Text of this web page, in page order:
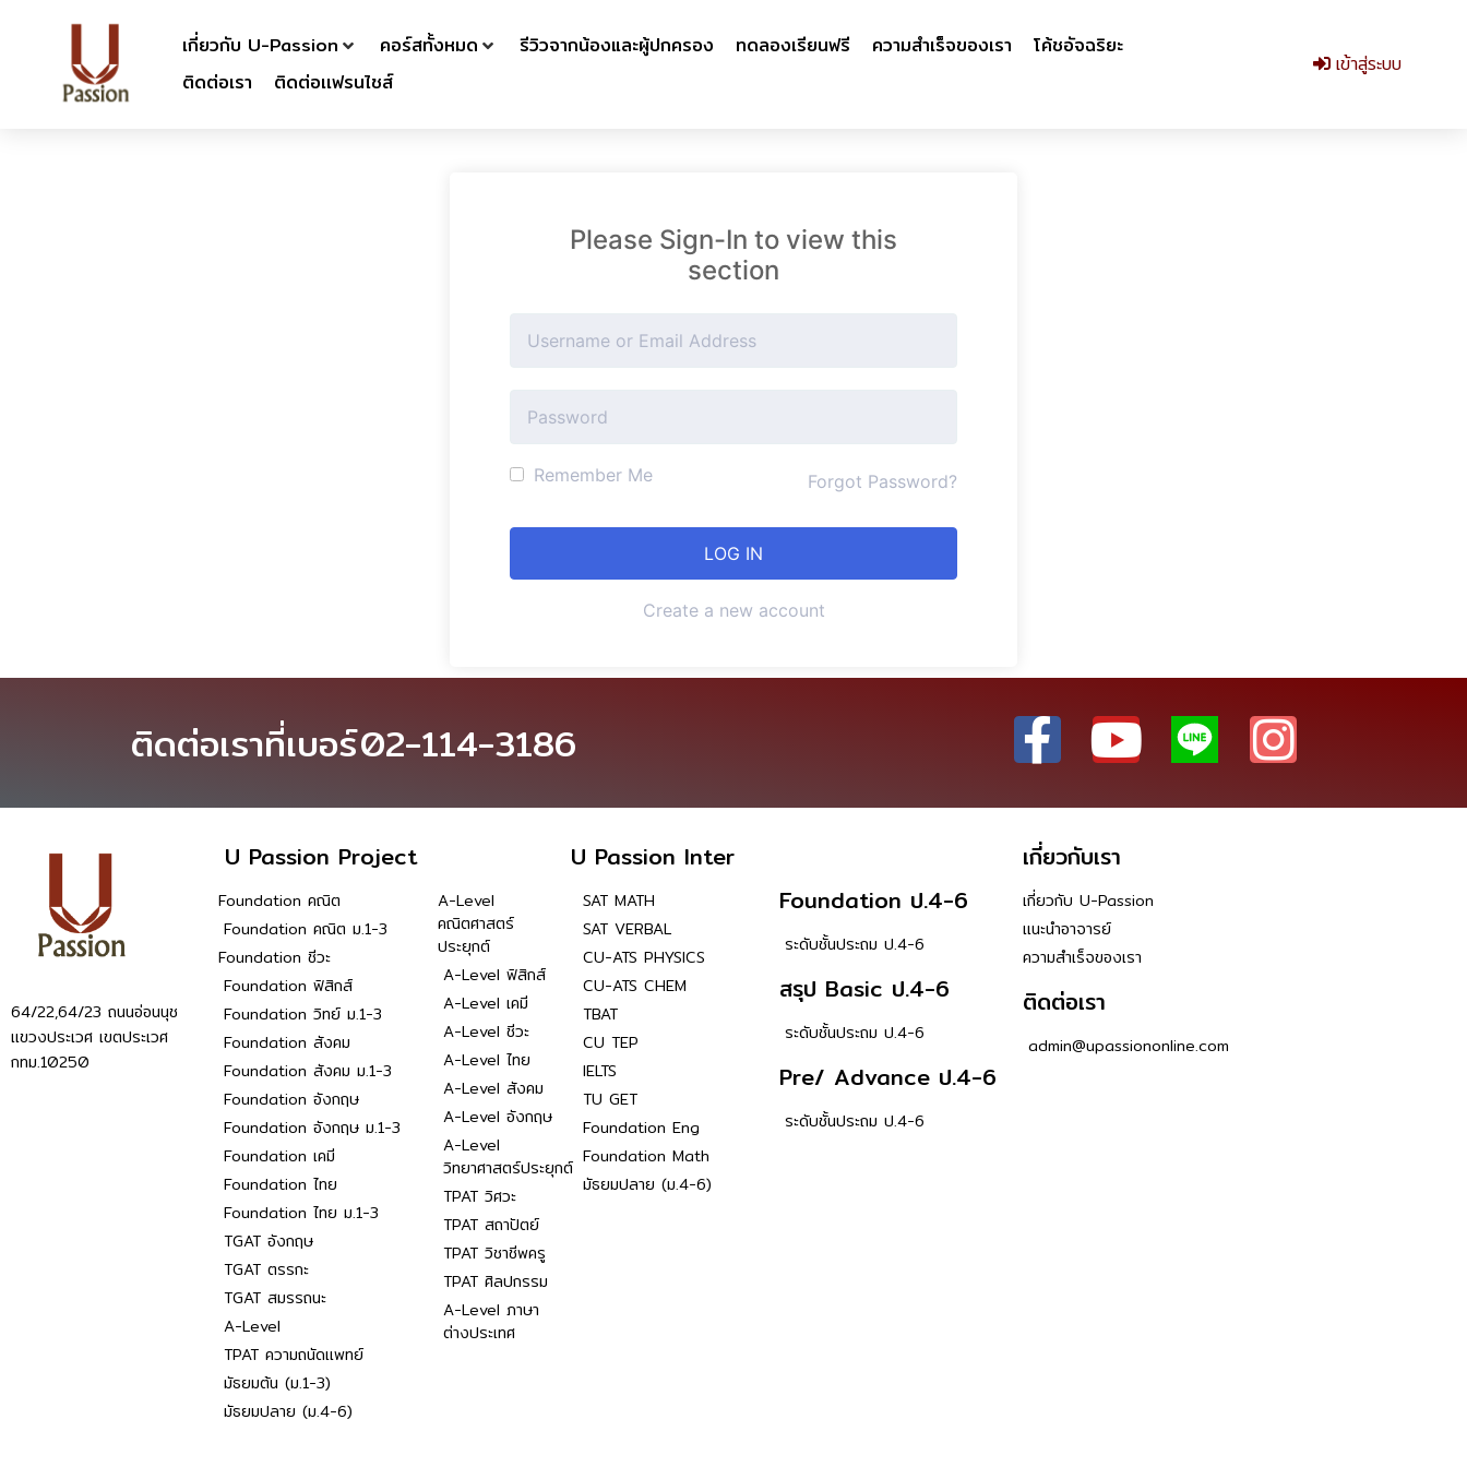
เกี่ยวกับ U-Passion คอร์สทั้งหมด รีวิวจากน้องและผู้ปกครอง ทดลองเรียนฟรี ความสำเร็จของเรา
โค้ชอัจฉริยะ
ติดต่อเรา
ติดต่อเเฟรนไชส์
เข้าสู่ระบบ
Please Sign-In to view this
section
Remember Me Forgot Password?
Create a new account
ติดต่อเราที่เบอร์02-114-3186
U Passion Project U Passion Inter เกี่ยวกับเรา
64/22,64/23 ถนนอ่อนนุช
แขวงประเวศ เขตประเวศ
กทม.10250
Foundation คณิต
Foundation คณิต ม.1-3
Foundation ชีวะ
Foundation ฟิสิกส์
Foundation วิทย์ ม.1-3
Foundation สังคม
Foundation สังคม ม.1-3
Foundation อังกฤษ
Foundation อังกฤษ ม.1-3
Foundation เคมี
Foundation ไทย
Foundation ไทย ม.1-3
TGAT อังกฤษ
TGAT ตรรกะ
TGAT สมรรถนะ
A-Level
TPAT ความถนัดแพทย์
มัธยมต้น (ม.1-3)
มัธยมปลาย (ม.4-6)
A-Level
คณิตศาสตร์
ประยุกต์
A-Level ฟิสิกส์
A-Level เคมี
A-Level ชีวะ
A-Level ไทย
A-Level สังคม
A-Level อังกฤษ
A-Level
วิทยาศาสตร์ประยุกต์
TPAT วิศวะ
TPAT สถาปัตย์
TPAT วิชาชีพครู
TPAT ศิลปกรรม
A-Level ภาษา
ต่างประเทศ
SAT MATH
SAT VERBAL
CU-ATS PHYSICS
CU-ATS CHEM
TBAT
CU TEP
IELTS
TU GET
Foundation Eng
Foundation Math
มัธยมปลาย (ม.4-6)
Foundation ป.4-6
ระดับชั้นประถม ป.4-6
สรุป Basic ป.4-6
ระดับชั้นประถม ป.4-6
Pre/ Advance ป.4-6
ระดับชั้นประถม ป.4-6
เกี่ยวกับ U-Passion
แนะนำอาจารย์
ความสำเร็จของเรา
ติดต่อเรา
admin@upassiononline.com